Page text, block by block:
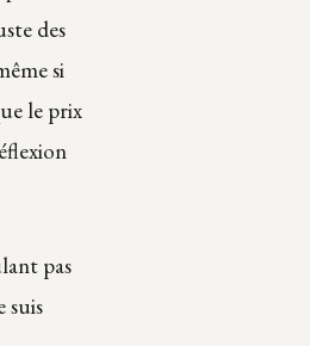
des
si
le prix
pas
suis